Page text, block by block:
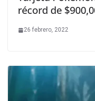
récord de
26 febrero, 2022